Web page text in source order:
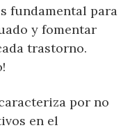
fundamental para
y fomentar
trastorno.
por no
en el